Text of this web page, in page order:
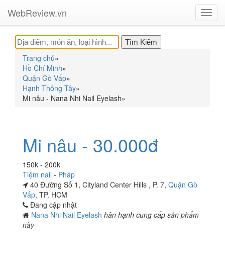
WebReview.vn
Trang chủ»
Hồ Chí Minh»
Quận Gò Vấp»
Hạnh Thông Tây»
Mi nâu - Nana Nhi Nail Eyelash»
Mi nâu - 30.000đ
150k - 200k
Tiệm nail - Pháp
40 Đường Số 1, Cityland Center Hills , P. 7, Quận Gò
Vấp, TP. HCM
Đang cập nhật
Nana Nhi Nail Eyelash hân hạnh cung cấp sản phẩm
này